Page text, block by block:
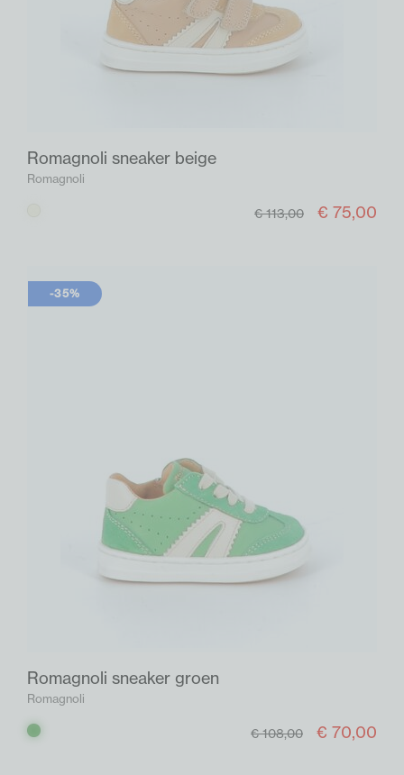
Romagnoli sneaker beige
Romagnoli
€ 113,00 € 75,00
-35%
Romagnoli sneaker groen
Romagnoli
Groen € 108,00 € 70,00